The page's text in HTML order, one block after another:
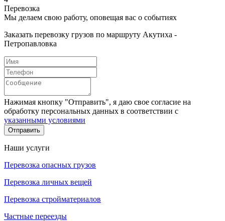
Перевозка
Мы делаем свою работу, оповещая вас о событиях
Заказать перевозку грузов по маршруту Акутиха -
Петропавловка
Нажимая кнопку "Отправить", я даю свое согласие на
обработку персональных данных в соответствии с
указанными условиями
Отправить
Наши услуги
Перевозка опасных грузов
Перевозка личных вещей
Перевозка стройматериалов
Частные переезды